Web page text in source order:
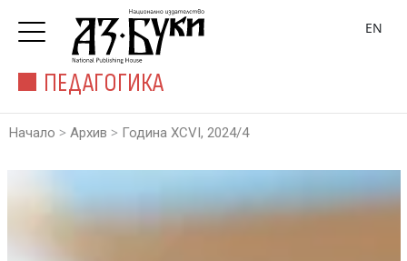
ПЕДАГОГИКА
EN
Начало > Архив > Година XCVI, 2024/4